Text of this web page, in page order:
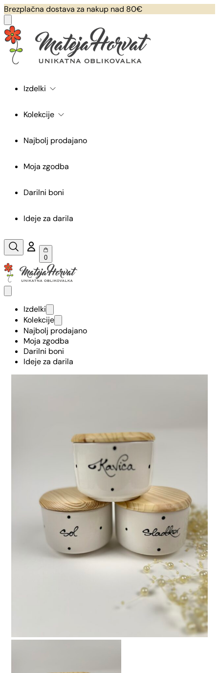
Brezplačna dostava za nakup nad 80€
Izdelki
Kolekcije
Najbolj prodajano
Moja zgodba
Darilni boni
Ideje za darila
0
Izdelki
Kolekcije
Najbolj prodajano
Moja zgodba
Darilni boni
Ideje za darila